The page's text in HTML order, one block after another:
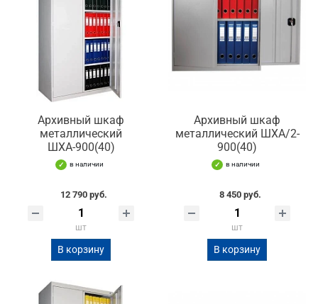
Архивный шкаф
металлический
ШХА-900(40)
в наличии
12 790 руб.
шт
В корзину
Архивный шкаф
металлический ШХА/2-
900(40)
в наличии
8 450 руб.
шт
В корзину